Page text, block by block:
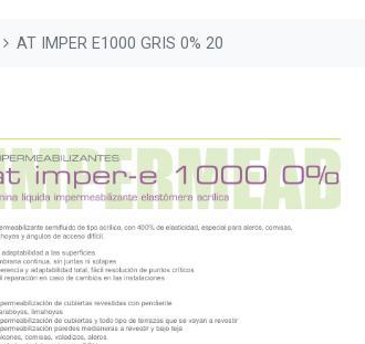
AT IMPER E1000 GRIS 0% 20